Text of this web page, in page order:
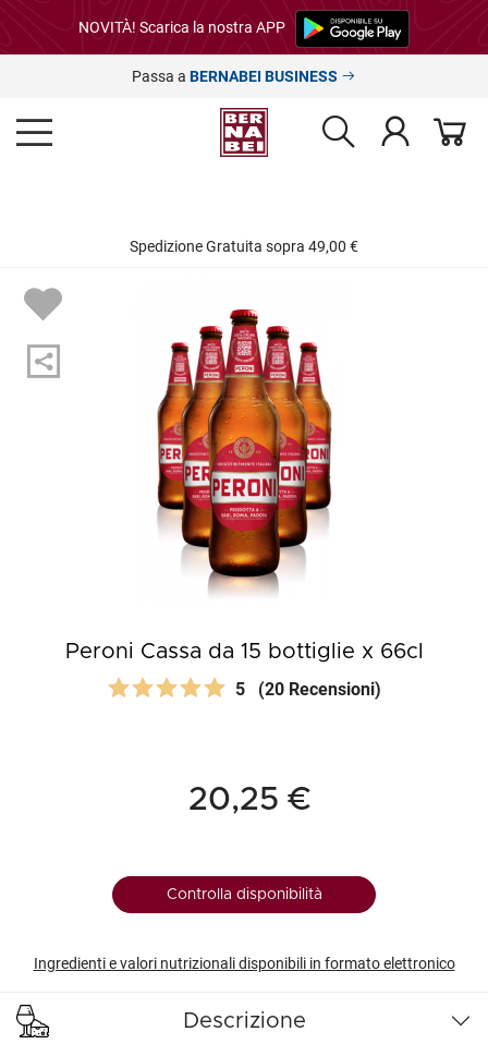
NOVITÀ! Scarica la nostra APP
Passa a BERNABEI BUSINESS
Spedizione Gratuita sopra 49,00 €
Peroni Cassa da 15 bottiglie x 66cl
5 (20 Recensioni)
20,25 €
Controlla disponibilità
Ingredienti e valori nutrizionali disponibili in formato elettronico
Descrizione